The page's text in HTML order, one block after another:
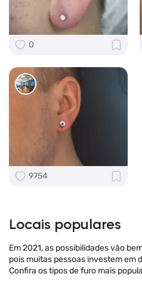
0
9754
Locais populares
Em 2021, as possibilidades vão
pois muitas pessoas investem em
Confira os tipos de furo mais